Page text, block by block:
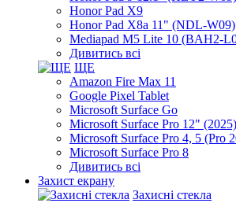
Honor Pad X9
Honor Pad X8a 11" (NDL-W09)
Mediapad M5 Lite 10 (BAH2-
Дивитись всі
ЩЕ
Amazon Fire Max 11
Google Pixel Tablet
Microsoft Surface Go
Microsoft Surface Pro 12" (2025)
Microsoft Surface Pro 4, 5 (Pro
Microsoft Surface Pro 8
Дивитись всі
Захист екрану
Захисні стекла